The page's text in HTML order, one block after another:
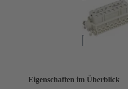
Eigenschaften im Überblick